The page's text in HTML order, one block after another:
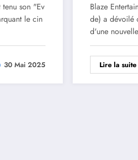
tenu son "Ev
le cin
30 Mai 2025
Blaze
de) a dévoilé
d'une
Lire la suite